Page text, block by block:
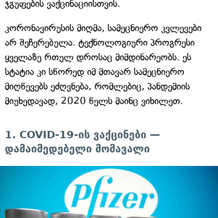
ჯგუფების ვაქცინაციისთვის.
კორონავირუსის მიღმა, სამეცნიერო კვლევები
არ შეჩერებულა. ტექნოლოგიური პროგრესი
ყველაზე რთულ დროსაც მიმდინარეობს. ეს
სტატია კი სწორედ იმ მთავარ სამეცნიერო
მიღწევებს ეძღვნება, რომლებიც, პანდემიის
მიუხედავად, 2020 წელს მაინც ვიხილეთ.
1. COVID-19-ის ვაქცინები —
დამაიმედებელი მომავალი